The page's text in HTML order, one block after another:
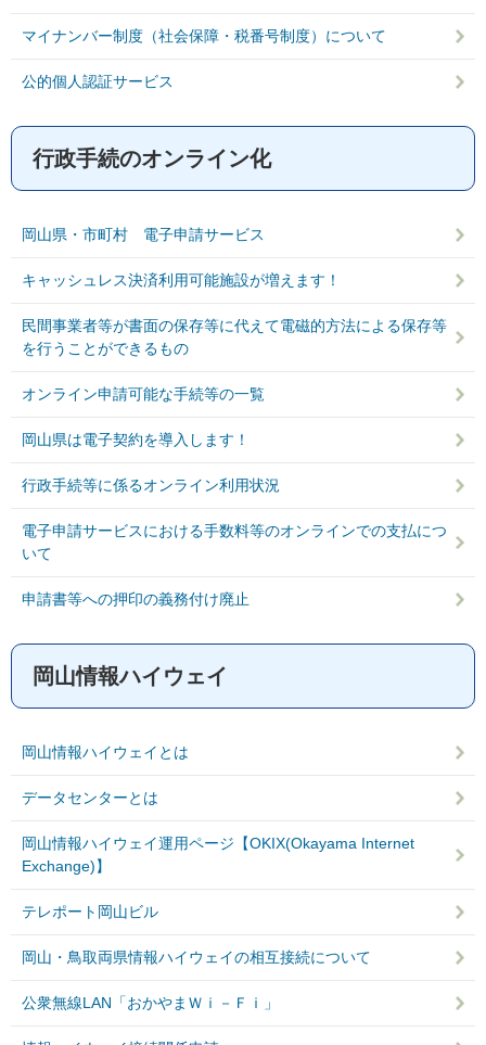
マイナンバー制度（社会保障・税番号制度）について
公的個人認証サービス
行政手続のオンライン化
岡山県・市町村 電子申請サービス
キャッシュレス決済利用可能施設が増えます！
民間事業者等が書面の保存等に代えて電磁的方法による保存等
を行うことができるもの
オンライン申請可能な手続等の一覧
岡山県は電子契約を導入します！
行政手続等に係るオンライン利用状況
電子申請サービスにおける手数料等のオンラインでの支払につ
いて
申請書等への押印の義務付け廃止
岡山情報ハイウェイ
岡山情報ハイウェイとは
データセンターとは
岡山情報ハイウェイ運用ページ【OKIX(Okayama Internet
Exchange)】
テレポート岡山ビル
岡山・鳥取両県情報ハイウェイの相互接続について
公衆無線LAN「おかやまＷｉ－Ｆｉ」